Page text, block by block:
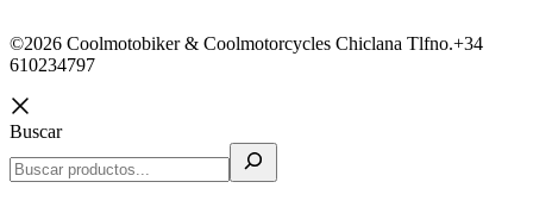
©2026 Coolmotobiker & Coolmotorcycles Chiclana Tlfno.+34
610234797
Buscar